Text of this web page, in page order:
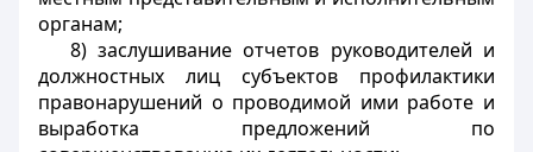
органам;
8) заслушивание отчетов руководителей и
должностных лиц субъектов профилактики
правонарушений о проводимой ими работе и
выработка предложений по